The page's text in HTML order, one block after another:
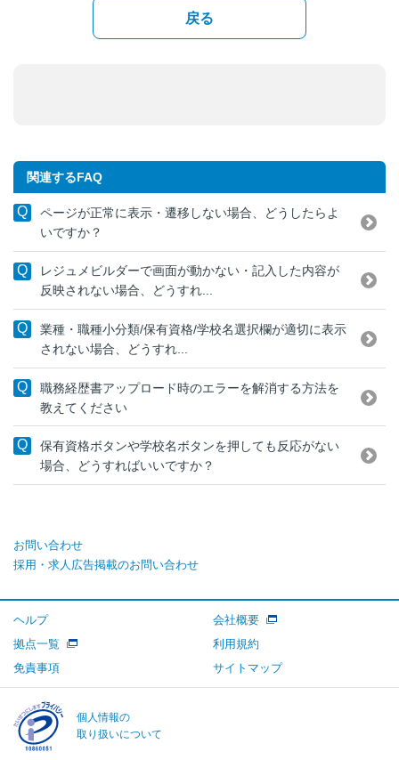
戻る
関連するFAQ
ページが正常に表示・遷移しない場合、どうしたらよ
いですか？
レジュメビルダーで画面が動かない・記入した内容が
反映されない場合、どうすれ...
業種・職種小分類/保有資格/学校名選択欄が適切に表示
されない場合、どうすれ...
職務経歴書アップロード時のエラーを解消する方法を
教えてください
保有資格ボタンや学校名ボタンを押しても反応がない
場合、どうすればいいですか？
お問い合わせ
採用・求人広告掲載のお問い合わせ
ヘルプ
会社概要
拠点一覧
利用規約
免責事項
サイトマップ
個人情報の
取り扱いについて